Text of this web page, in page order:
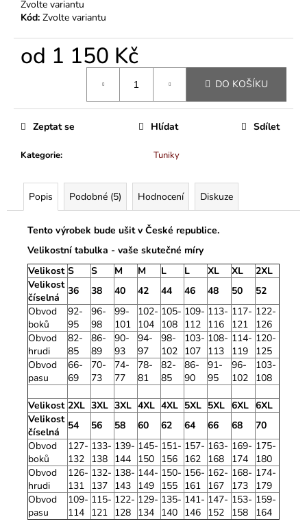
Zvolte variantu
Kód: Zvolte variantu
od 1 150 Kč
DO KOŠÍKU
Kategorie: Tuniky
Zeptat se Hlídat Sdílet
Popis Podobné (5) Hodnocení Diskuze
Tento výrobek bude ušit v České republice.
Velikostní tabulka - vaše skutečné míry
Velikost S S M M L L XL XL
2XL
Velikost
číselná
36 38 40 42 44 46 48 50
52
Obvod
boků
92-
95
96-
98
99-
101
102-
104
105-
108
109-
112
113-
116
117-
121
122-
126
Obvod
hrudi
82-
85
86-
89
90-
93
94-
97
98-
102
103-
107
108-
113
114-
119
120-
125
Obvod
pasu
66-
69
70-
73
74-
77
78-
81
82-
85
86-
90
91-
95
96-
102
103-
108
Velikost 2XL 3XL 3XL 4XL 4XL 5XL 5XL 6XL 6XL
Velikost
číselná
54 56 58 60 62 64 66 68
70
Obvod
boků
127-
132
133-
138
139-
144
145-
150
151-
156
157-
162
163-
168
169-
174
175-
180
Obvod
hrudi
126-
131
132-
137
138-
143
144-
149
150-
155
156-
161
162-
167
168-
173
174-
179
Obvod
pasu
109-
114
115-
121
122-
128
129-
134
135-
140
141-
146
147-
152
153-
158
159-
164